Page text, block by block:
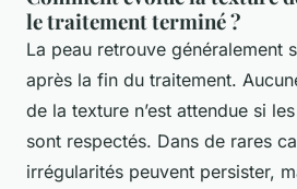
le traitement terminé ?
La peau retrouve généralement
après la fin du traitement.
de la texture n’est attendue si
sont respectés. Dans de rares
irrégularités peuvent persister,